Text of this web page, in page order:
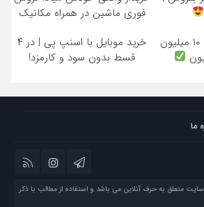
فوری ماشین در همراه مکانیک
بلفاروپلاستی پلک بالا با ۱۰ میلیون
خرید موبایل با اسنپ پی | در ۴
قسط بدون سود و کارمزد!
ما
متعلق به حرف آنلاین می باشد و استفاده از مطالب با ذکر